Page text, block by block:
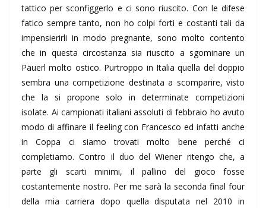
tattico per sconfiggerlo e ci sono riuscito. Con le difese
fatico sempre tanto, non ho colpi forti e costanti tali da
impensierirli in modo pregnante, sono molto contento
che in questa circostanza sia riuscito a sgominare un
Päuerl molto ostico. Purtroppo in Italia quella del doppio
sembra una competizione destinata a scomparire, visto
che la si propone solo in determinate competizioni
isolate. Ai campionati italiani assoluti di febbraio ho avuto
modo di affinare il feeling con Francesco ed infatti anche
in Coppa ci siamo trovati molto bene perché ci
completiamo. Contro il duo del Wiener ritengo che, a
parte gli scarti minimi, il pallino del gioco fosse
costantemente nostro. Per me sarà la seconda final four
della mia carriera dopo quella disputata nel 2010 in